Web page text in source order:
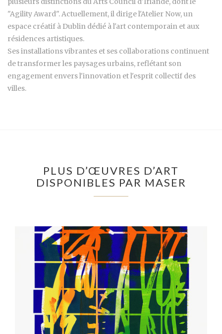
"Agility Award". Actuellement, il dirige l'Atelier Now, un
espace créatif à Dublin dédié à l'art contemporain et aux
résidences artistiques.
Ses installations vibrantes et ses collaborations continuent
de transformer les paysages urbains, reflétant son
engagement envers l'innovation et l'esprit collectif des
villes.
PLUS D’ŒUVRES D’ART
DISPONIBLES PAR MASER